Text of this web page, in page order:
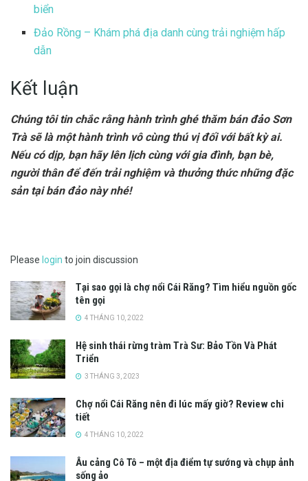
biển
Đảo Rồng – Khám phá địa danh cùng trải nghiệm hấp
dẫn
Kết luận
Chúng tôi tin chắc rằng hành trình ghé thăm bán đảo Sơn
Trà sẽ là một hành trình vô cùng thú vị đối với bất kỳ ai.
Nếu có dịp, bạn hãy lên lịch cùng với gia đình, bạn bè,
người thân để đến trải nghiệm và thưởng thức những đặc
sản tại bán đảo này nhé!
Please login to join discussion
Tại sao gọi là chợ nổi Cái Răng? Tìm hiểu nguồn gốc
tên gọi
4 THÁNG 10, 2022
Hệ sinh thái rừng tràm Trà Sư: Bảo Tồn Và Phát
Triển
3 THÁNG 3, 2023
Chợ nổi Cái Răng nên đi lúc mấy giờ? Review chi
tiết
4 THÁNG 10, 2022
Âu cảng Cô Tô – một địa điểm tự sướng và chụp ảnh
sống ảo